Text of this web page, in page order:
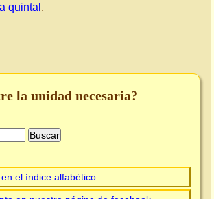
quintal .
la unidad necesaria?
el índice alfabético